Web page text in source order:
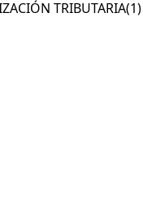
TRIBUTARIA(1)